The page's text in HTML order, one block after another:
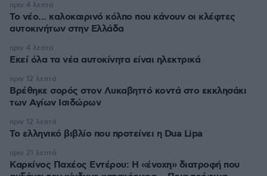
Το νέο... καλοκαιρινό κόλπο που κάνουν οι κλέφτες
αυτοκινήτων στην Ελλάδα
πριν 4 λεπτά
Εκεί όλα τα νέα αυτοκίνητα είναι ηλεκτρικά
πριν 4 λεπτά
Βρέθηκε σορός στον Λυκαβηττό κοντά στο εκκλησάκι
των Αγίων Ισιδώρων
πριν 12 λεπτά
Το ελληνικό βιβλίο που προτείνει η Dua Lipa
πριν 12 λεπτά
Καρκίνος Παχέος Εντέρου: Η «ένοχη» διατροφή που
πριν 21 λεπτά